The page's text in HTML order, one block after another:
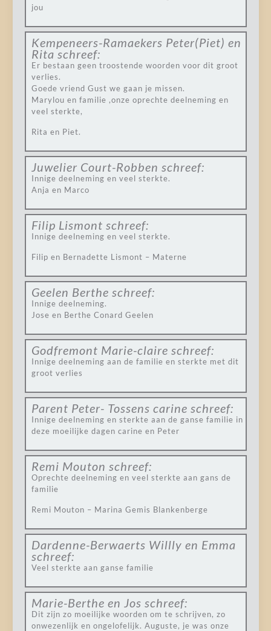
jou
Kempeneers-Ramaekers Peter(Piet) en
Rita schreef:
Er bestaan geen troostende woorden voor dit groot
verlies.
Goede vriend Gust we gaan je missen.
Marylou en familie ,onze oprechte deelneming en
veel sterkte,
Rita en Piet.
Juwelier Court-Robben schreef:
Innige deelneming en veel sterkte.
Anja en Marco
Filip Lismont schreef:
Innige deelneming en veel sterkte.
Filip en Bernadette Lismont – Materne
Geelen Berthe schreef:
Innige deelneming.
Jose en Berthe Conard Geelen
Godfremont Marie-claire schreef:
Innige deelneming aan de familie en sterkte met dit
groot verlies
Parent Peter- Tossens carine schreef:
Innige deelneming en sterkte aan de ganse familie in
deze moeilijke dagen carine en Peter
Remi Mouton schreef:
Oprechte deelneming en veel sterkte aan gans de
familie
Remi Mouton – Marina Gemis Blankenberge
Dardenne-Berwaerts Willly en Emma
schreef:
Veel sterkte aan ganse familie
Marie-Berthe en Jos schreef:
Dit zijn zo moeilijke woorden om te schrijven, zo
onwezenlijk en ongelofelijk. Auguste, je was onze